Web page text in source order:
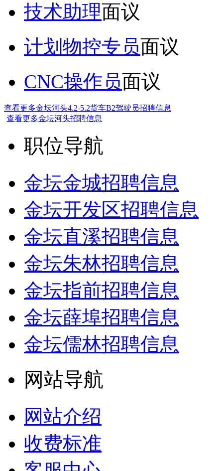
技术助理面议
计划物控专员面议
CNC操作员面议
查看更多金坛河头4.2-5.2货车B2驾驶员招聘信息
查看更多金坛河头招聘信息
职位导航
金坛金城招聘信息
金坛开发区招聘信息
金坛直溪招聘信息
金坛朱林招聘信息
金坛指前招聘信息
金坛薛埠招聘信息
金坛儒林招聘信息
网站导航
网站介绍
收费标准